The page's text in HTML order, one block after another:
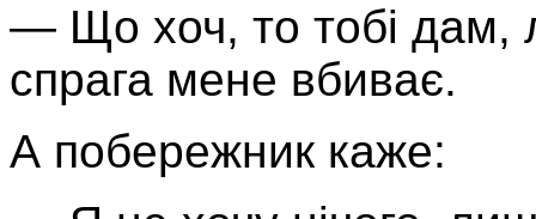
— Що хоч, то тобі дам,
спрага мене вбиває.
А побережник каже: